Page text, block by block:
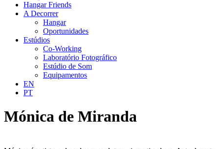
Hangar Friends
A Decorrer
Hangar
Oportunidades
Estúdios
Co-Working
Laboratório Fotográfico
Estúdio de Som
Equipamentos
EN
PT
Mónica de Miranda